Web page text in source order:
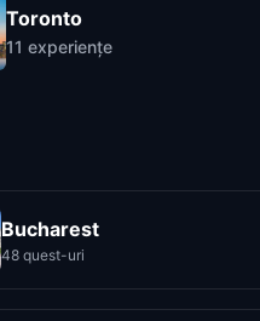
Toronto
11 experiențe
Bucharest
48 quest-uri